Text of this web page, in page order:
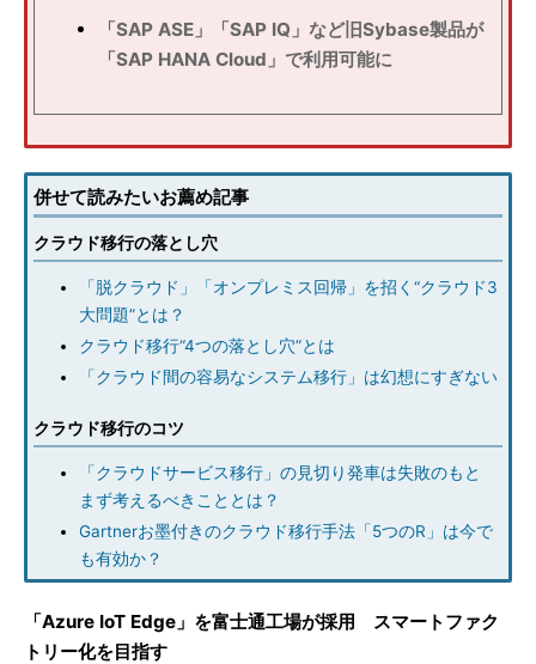
「SAP ASE」「SAP IQ」など旧Sybase製品が
「SAP HANA Cloud」で利用可能に
併せて読みたいお薦め記事
クラウド移行の落とし穴
「脱クラウド」「オンプレミス回帰」を招く“クラウド3
大問題”とは？
クラウド移行“4つの落とし穴”とは
「クラウド間の容易なシステム移行」は幻想にすぎない
クラウド移行のコツ
「クラウドサービス移行」の見切り発車は失敗のもと
まず考えるべきこととは？
Gartnerお墨付きのクラウド移行手法「5つのR」は今で
も有効か？
「Azure IoT Edge」を富士通工場が採用 スマートファク
トリー化を目指す